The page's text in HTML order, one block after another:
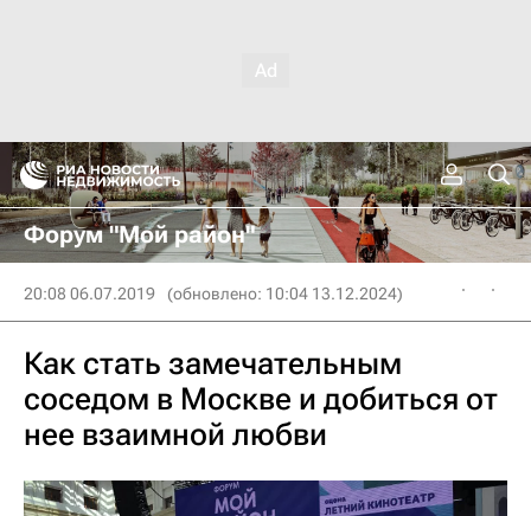
Форум "Мой район"
20:08 06.07.2019 (обновлено: 10:04 13.12.2024)
Как стать замечательным
соседом в Москве и добиться от
нее взаимной любви